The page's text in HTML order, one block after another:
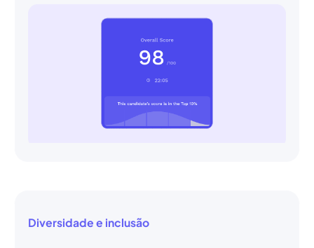
Diversidade e inclusão